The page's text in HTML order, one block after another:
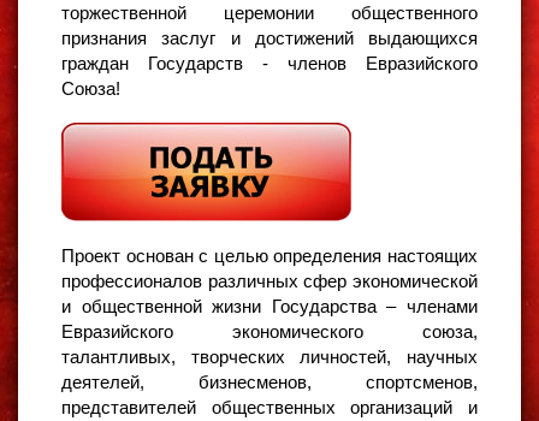
торжественной церемонии общественного
признания заслуг и достижений выдающихся
граждан Государств - членов Евразийского
Союза!
Проект основан с целью определения настоящих
профессионалов различных сфер экономической
и общественной жизни Государства – членами
Евразийского экономического союза,
талантливых, творческих личностей, научных
деятелей, бизнесменов, спортсменов,
представителей общественных организаций и